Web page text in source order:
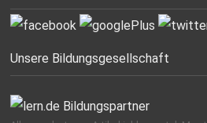
Unsere Bildungsgesellschaft